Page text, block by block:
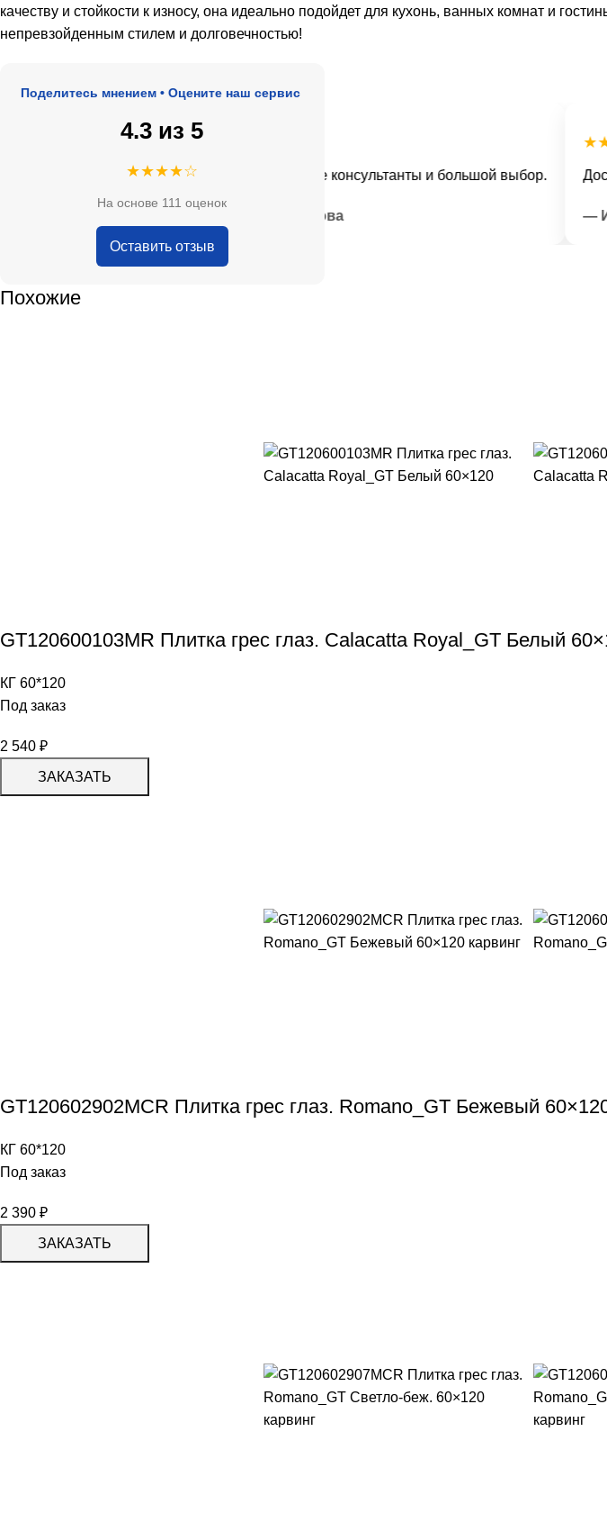
качеству и стойкости к износу, она идеально подойдет для кухонь, ванных комнат и
непревзойденным стилем и долговечностью!
мнением • Оцените наш сервис
4.3 из 5
★★★★☆
На основе 111 оценок
Оставить отзыв
адекватные цены.
★★★★★
Очень приятные консультанты и большой выбор.
— Илья
Похожие
GT120600103MR Плитка грес глаз. Calacatta Royal_GT Белый
КГ 60*120
Под заказ
2 540 ₽
ЗАКАЗАТЬ
GT120602902MCR Плитка грес глаз. Romano_GT Бежевый
КГ 60*120
Под заказ
2 390 ₽
ЗАКАЗАТЬ